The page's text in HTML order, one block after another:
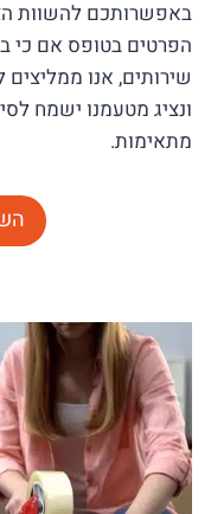
באפשרותכם להשוות
הפרטים בטופס אם כי
שירותים, אנו
ונציג מטעמנו ישמח
מתאימות.